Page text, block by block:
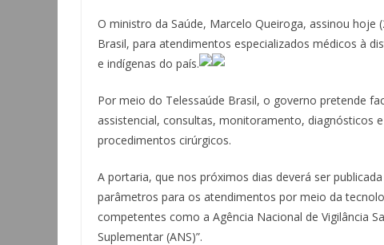
O ministro da Saúde, Marcelo Queiroga, assinou
Brasil, para atendimentos especializados médicos à
e indígenas do país.
Por meio do Telessaúde Brasil, o governo pretende
assistencial, consultas, monitoramento,
procedimentos cirúrgicos.
A portaria, que nos próximos dias deverá ser
parâmetros para os atendimentos por meio da
competentes como a Agência Nacional de Vigilância
Suplementar (ANS)”.